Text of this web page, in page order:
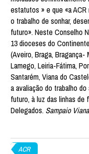
estatutos » e que «a
o trabalho de sonhar,
futuro». Neste Conselho
13 dioceses do
(Aveiro, Braga, Bragança-
Lamego, Leiria-Fátima,
Santarém, Viana do
a avaliação do trabalho
futuro, à luz das linhas de
Delegados. Sampaio Viana
ACR